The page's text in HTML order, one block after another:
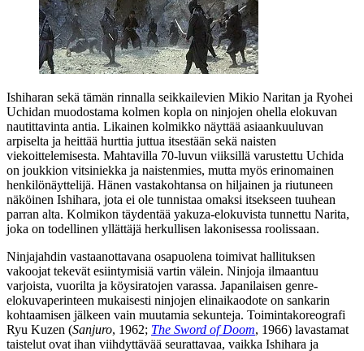
Ishiharan sekä tämän rinnalla seikkailevien Mikio Naritan ja Ryohei
Uchidan muodostama kolmen kopla on ninjojen ohella elokuvan
nautittavinta antia. Likainen kolmikko näyttää asiaankuuluvan
arpiselta ja heittää hurttia juttua itsestään sekä naisten
viekoittelemisesta. Mahtavilla 70‑luvun viiksillä varustettu Uchida
on joukkion vitsiniekka ja naistenmies, mutta myös erinomainen
henkilönäyttelijä. Hänen vastakohtansa on hiljainen ja riutuneen
näköinen Ishihara, jota ei ole tunnistaa omaksi itsekseen tuuhean
parran alta. Kolmikon täydentää yakuza-elokuvista tunnettu Narita,
joka on todellinen yllättäjä herkullisen lakonisessa roolissaan.
Ninjajahdin vastaanottavana osapuolena toimivat hallituksen
vakoojat tekevät esiintymisiä vartin välein. Ninjoja ilmaantuu
varjoista, vuorilta ja köysiratojen varassa. Japanilaisen genre-
elokuvaperinteen mukaisesti ninjojen elinaikaodote on sankarin
kohtaamisen jälkeen vain muutamia sekunteja. Toimintakoreografi
Ryu Kuzen (Sanjuro, 1962; The Sword of Doom, 1966) lavastamat
taistelut ovat ihan viihdyttävää seurattavaa, vaikka Ishihara ja